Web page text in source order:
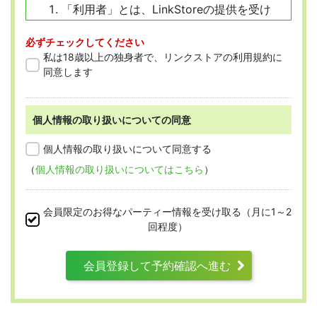
「利用者」とは、LinkStoreの提供を受け
「会員」とは、本規約に従って会員登録
をした人を指します。
第2条 （適用範囲）
本規約は、すべての会員に適用され、登録手
ります。
第3条 （利用資格）
必ずチェックしてください
私は18歳以上の独身者で、リンクストアの利用規約に
同意します
個人情報の取り扱いについての同意
個人情報の取り扱いについて同意する
（個人情報の取り扱いについてはこちら ）
会員限定のお得なパーティー情報を受け取る（月に1～2
回程度）
会員登録して予約確認へ進む